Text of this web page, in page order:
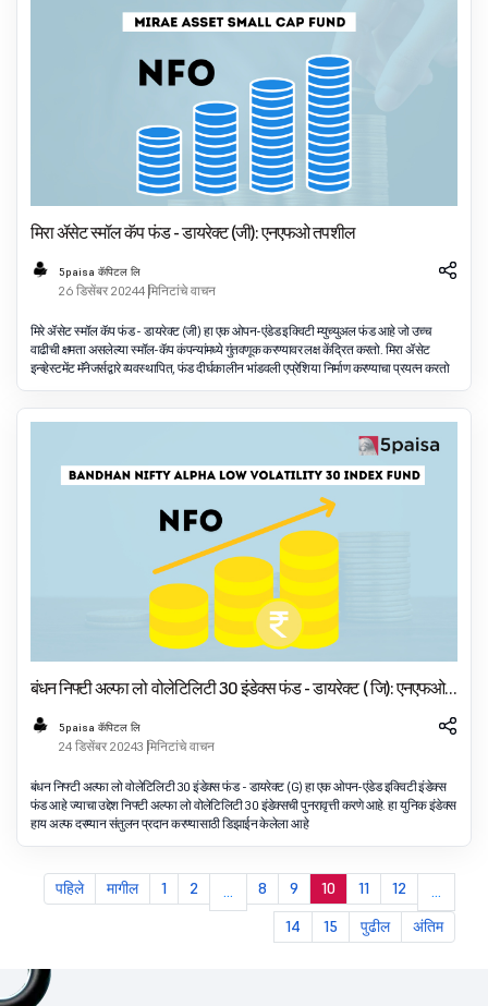
मिरा ॲसेट स्मॉल कॅप फंड - डायरेक्ट (जी): एनएफओ तपशील
5paisa कॅपिटल लि
26 डिसेंबर 20244 मिनिटांचे वाचन
मिरे ॲसेट स्मॉल कॅप फंड - डायरेक्ट (जी) हा एक ओपन-एंडेड इक्विटी म्युच्युअल फंड आहे जो उच्च
वाढीची क्षमता असलेल्या स्मॉल-कॅप कंपन्यांमध्ये गुंतवणूक करण्यावर लक्ष केंद्रित करतो. मिरा ॲसेट
इन्व्हेस्टमेंट मॅनेजर्सद्वारे व्यवस्थापित, फंड दीर्घकालीन भांडवली एप्रेशिया निर्माण करण्याचा प्रयत्न करतो
बंधन निफ्टी अल्फा लो वोलेटिलिटी 30 इंडेक्स फंड - डायरेक्ट ( जि): एनएफओ
तपशील
5paisa कॅपिटल लि
24 डिसेंबर 20243 मिनिटांचे वाचन
बंधन निफ्टी अल्फा लो वोलेटिलिटी 30 इंडेक्स फंड - डायरेक्ट (G) हा एक ओपन-एंडेड इक्विटी इंडेक्स
फंड आहे ज्याचा उद्देश निफ्टी अल्फा लो वोलेटिलिटी 30 इंडेक्सची पुनरावृत्ती करणे आहे. हा युनिक इंडेक्स
हाय अल्फ दरम्यान संतुलन प्रदान करण्यासाठी डिझाईन केलेला आहे
पहिले मागील 1 2 ... 8 9 10 11 12
...
14
15 पुढील अंतिम